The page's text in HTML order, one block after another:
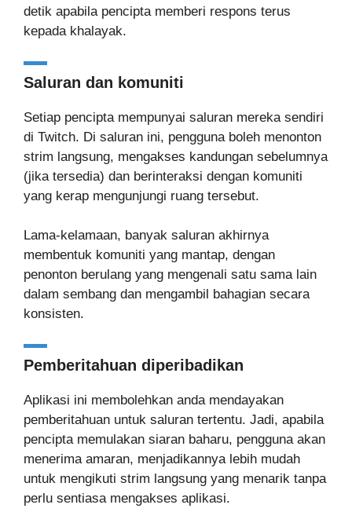
detik apabila pencipta memberi respons terus
kepada khalayak.
Saluran dan komuniti
Setiap pencipta mempunyai saluran mereka sendiri
di Twitch. Di saluran ini, pengguna boleh menonton
strim langsung, mengakses kandungan sebelumnya
(jika tersedia) dan berinteraksi dengan komuniti
yang kerap mengunjungi ruang tersebut.
Lama-kelamaan, banyak saluran akhirnya
membentuk komuniti yang mantap, dengan
penonton berulang yang mengenali satu sama lain
dalam sembang dan mengambil bahagian secara
konsisten.
Pemberitahuan diperibadikan
Aplikasi ini membolehkan anda mendayakan
pemberitahuan untuk saluran tertentu. Jadi, apabila
pencipta memulakan siaran baharu, pengguna akan
menerima amaran, menjadikannya lebih mudah
untuk mengikuti strim langsung yang menarik tanpa
perlu sentiasa mengakses aplikasi.